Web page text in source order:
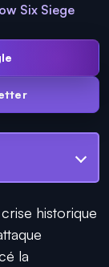
Six Siege
historique
la